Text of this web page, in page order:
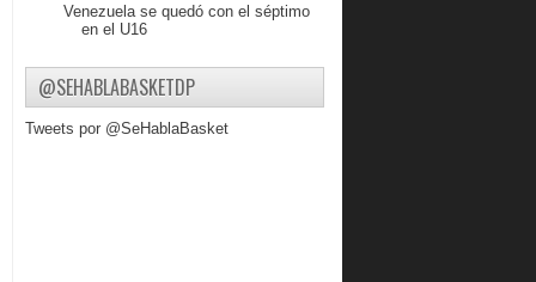
Venezuela se quedó con el séptimo
en el U16
Guaiqueríes
La U16 Masculina fuera del próximo
mundial
@SEHABLABASKETDP
Tweets por @SeHablaBasket